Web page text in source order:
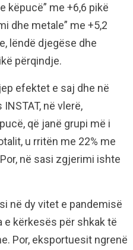
këpucë” me +6,6 pikë
dhe metale” me +5,2
lëndë djegëse dhe
përqindje.
efektet e saj dhe në
në vlerë,
që janë grupi më i
u rritën me 22% me
në sasi zgjerimi ishte
në dy vitet e pandemisë
e kërkesës për shkak të
Por, eksportuesit ngrenë